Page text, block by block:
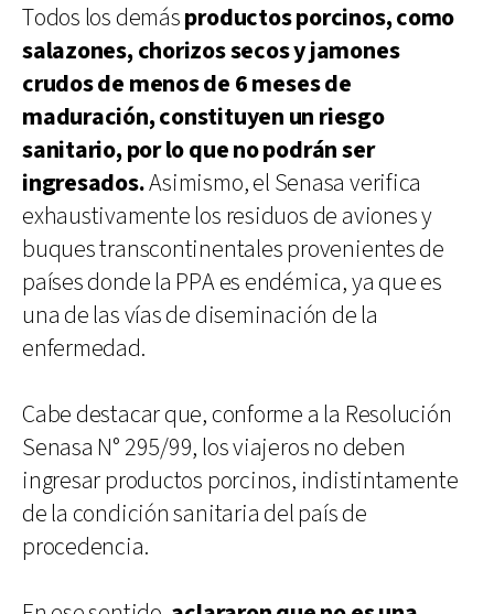
Todos los demásproductos porcinos, como
salazones, chorizos secos y jamones
crudos de menos de 6 meses de
maduración, constituyen un riesgo
sanitario, por lo que no podrán ser
ingresados.Asimismo, el Senasa verifica
exhaustivamente los residuos de aviones y
buques transcontinentales provenientes de
países donde la PPA es endémica, ya que es
una de las vías de diseminación de la
enfermedad.
Cabe destacar que, conforme a la Resolución
Senasa N° 295/99, los viajeros no deben
ingresar productos porcinos, indistintamente
de la condición sanitaria del país de
procedencia.